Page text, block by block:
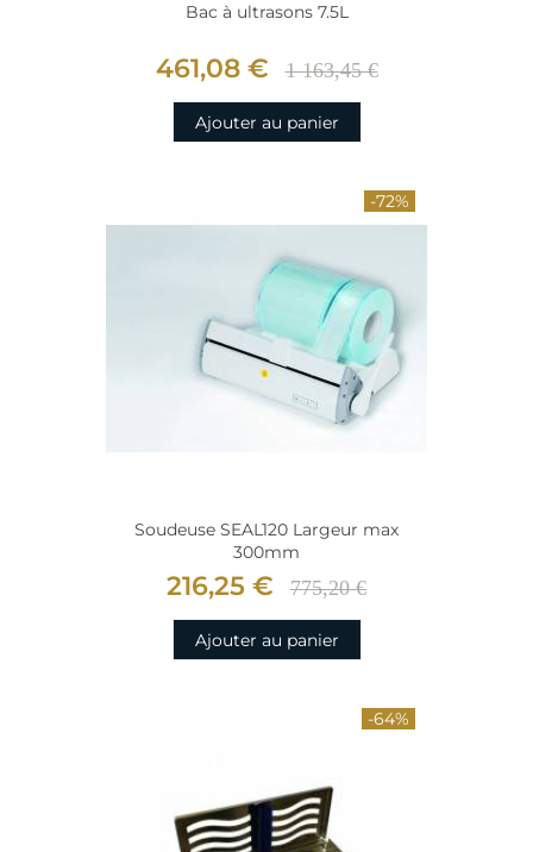
Bac à ultrasons 7.5L
461,08 € 1 163,45 €
Ajouter au panier
-72%
Soudeuse SEAL120 Largeur max
300mm
216,25 € 775,20 €
Ajouter au panier
-64%